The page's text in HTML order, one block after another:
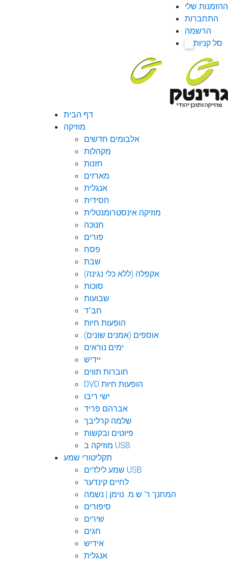
ההזמנות שלי
התחברות
הרשמה
סל קניות
דף הבית
מוזיקה
אלבומים חדשים
מקהלות
חזנות
מארזים
אנגלית
חסידית
מוזיקה אינסטרומנטלית
חנוכה
פורים
פסח
שבת
אקפלה (ללא כלי נגינה)
סוכות
שבועות
חב"ד
הופעות חיות
אוספים (אמנים שונים)
ימים נוראים
יידיש
חוברות תווים
DVD הופעות חיות
ישי ריבו
אברהם פריד
שלמה קרליבך
פיוטים ובקשות
מוזיקה ב USB
תקליטורי שמע
שמע לילדים USB
לחיים קינדער
המחנך ר' ש.מ. נוימן | נשמה
סיפורים
שירים
חגים
אידיש
אנגלית